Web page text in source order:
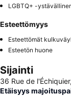
LGBTQ+ -
Esteettömyys
Esteettömät
Esteetön huone
Sijainti
36 Rue de
Etäisyys